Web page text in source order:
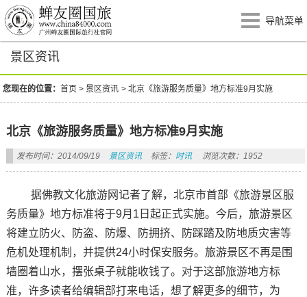
导航菜单
景区资讯
您现在的位置：首页 >景区资讯 >北京《旅游服务质量》地方标准9月实施
北京《旅游服务质量》地方标准9月实施
发布时间：2014/09/19 景区资讯 标签： 时讯 浏览次数：1952
据佛教文化旅游网记者了解，北京市首部《旅游景区服
务质量》地方标准将于9月1日起正式实施。今后，旅游景区
将建立防火、防盗、防爆、防拥挤、防踩踏及防地质灾害等
危机处理机制，并提供24小时保安服务。旅游景区不再是围
墙圈着山水，摆张桌子就能收钱了。对于这部旅游地方标
准，许多读者给编辑部打来电话，想了解更多的细节，为